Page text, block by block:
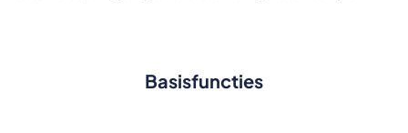
Basisfuncties